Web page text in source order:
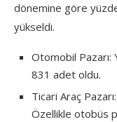
dönemine göre
yükseldi.
Otomobil Pazarı:
831 adet oldu.
Ticari Araç
Özellikle otobüs